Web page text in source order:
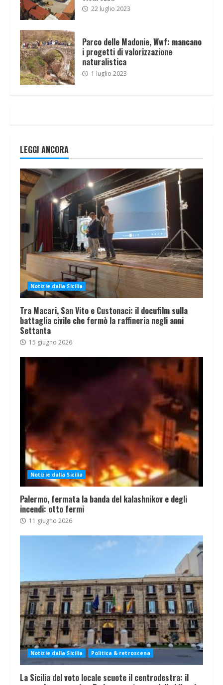
22 luglio 2023
Parco delle Madonie, Wwf: mancano
i progetti di valorizzazione
naturalistica
1 luglio 2023
LEGGI ANCORA
Notizie dalla Sicilia
Tra Macari, San Vito e Custonaci: il docufilm sulla
battaglia civile che fermò la raffineria negli anni
Settanta
15 giugno 2026
Notizie dalla Sicilia
Palermo, fermata la banda del kalashnikov e degli
incendi: otto fermi
11 giugno 2026
Notizie dalla Sicilia Politica & retroscena
La Sicilia del voto locale scuote il centrodestra: il